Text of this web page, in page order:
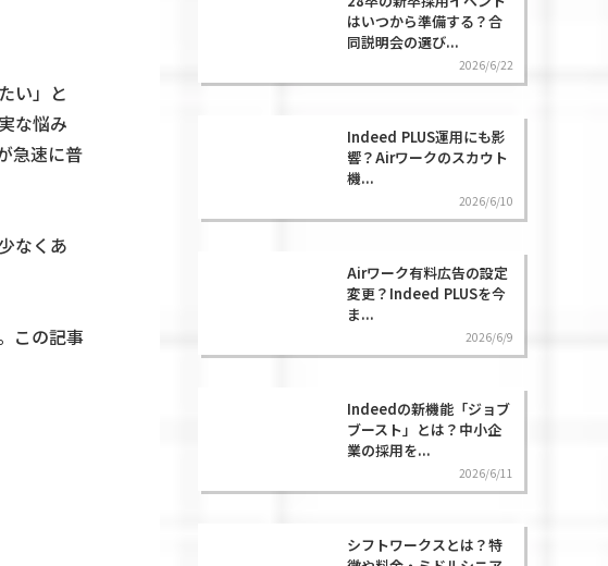
い」と
な悩み
急速に普
なくあ
この記事
はいつから準備する？合
同説明会の選び...
2026/6/22
Indeed PLUS運用にも影
響？Airワークのスカウト
機...
2026/6/10
Airワーク有料広告の設定
変更？Indeed PLUSを今
ま...
2026/6/9
Indeedの新機能「ジョブ
ブースト」とは？中小企
業の採用を...
2026/6/11
シフトワークスとは？特